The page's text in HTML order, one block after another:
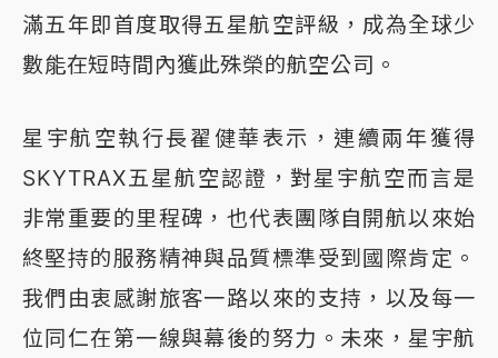
滿五年即首度取得五星航空評級，成為全球少
數能在短時間內獲此殊榮的航空公司。
星宇航空執行長翟健華表示，連續兩年獲得
SKYTRAX五星航空認證，對星宇航空而言是
非常重要的里程碑，也代表團隊自開航以來始
終堅持的服務精神與品質標準受到國際肯定。
我們由衷感謝旅客一路以來的支持，以及每一
位同仁在第一線與幕後的努力。未來，星宇航